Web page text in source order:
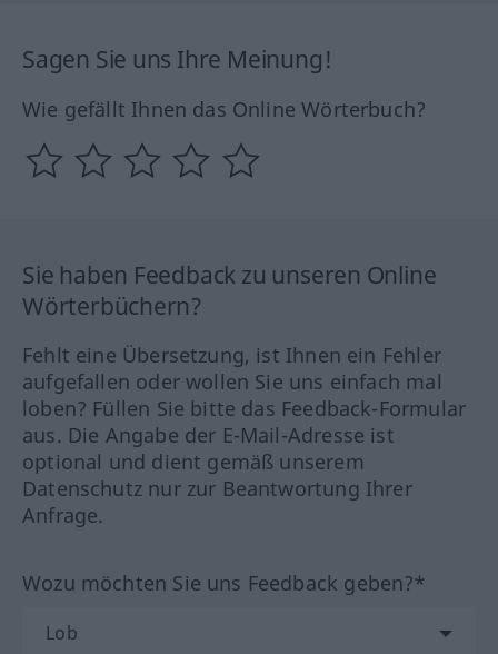
Sagen Sie uns Ihre Meinung!
Wie gefällt Ihnen das Online Wörterbuch?
Sie haben Feedback zu unseren Online
Wörterbüchern?
Fehlt eine Übersetzung, ist Ihnen ein Fehler
aufgefallen oder wollen Sie uns einfach mal
loben? Füllen Sie bitte das Feedback-Formular
aus. Die Angabe der E-Mail-Adresse ist
optional und dient gemäß unserem
Datenschutz nur zur Beantwortung Ihrer
Anfrage.
Wozu möchten Sie uns Feedback geben?*